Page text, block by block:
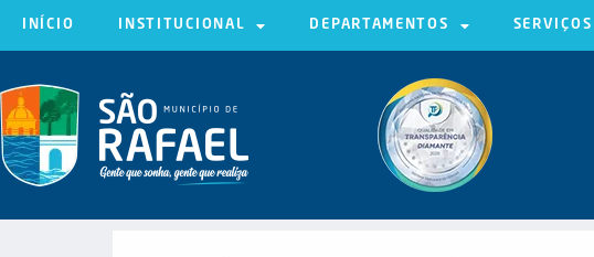
INÍCIO INSTITUCIONAL DEPARTAMENTOS SERVIÇOS